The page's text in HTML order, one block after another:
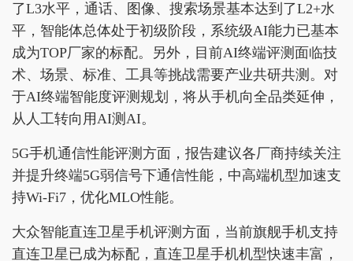
了L3水平，通话、图像、搜索场景基本达到了L2+水
平，智能体总体处于初级阶段，系统级AI能力已基本
成为TOP厂家的标配。另外，目前AI终端评测面临技
术、场景、标准、工具等挑战需要产业共研共测。对
于AI终端智能度评测规划，将从手机向全品类延伸，
从人工转向用AI测AI。
5G手机通信性能评测方面，报告建议各厂商持续关注
并提升终端5G弱信号下通信性能，中高端机型加速支
持Wi-Fi7，优化MLO性能。
大众智能直连卫星手机评测方面，当前旗舰手机支持
直连卫星已成为标配，直连卫星手机机型快速丰富，